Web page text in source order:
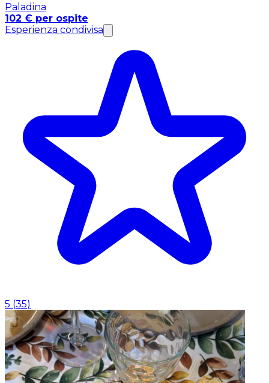
Paladina
102 € per ospite
Esperienza condivisa
5 (35)